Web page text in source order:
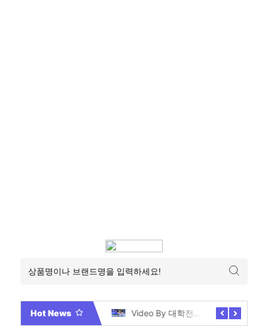
Hot News Video By 대학전쟁 시즌 3 전편 공개 완료!